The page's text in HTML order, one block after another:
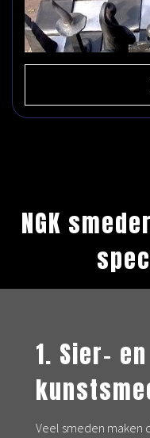
NGK
1. Sier- en
Veel smeden maken